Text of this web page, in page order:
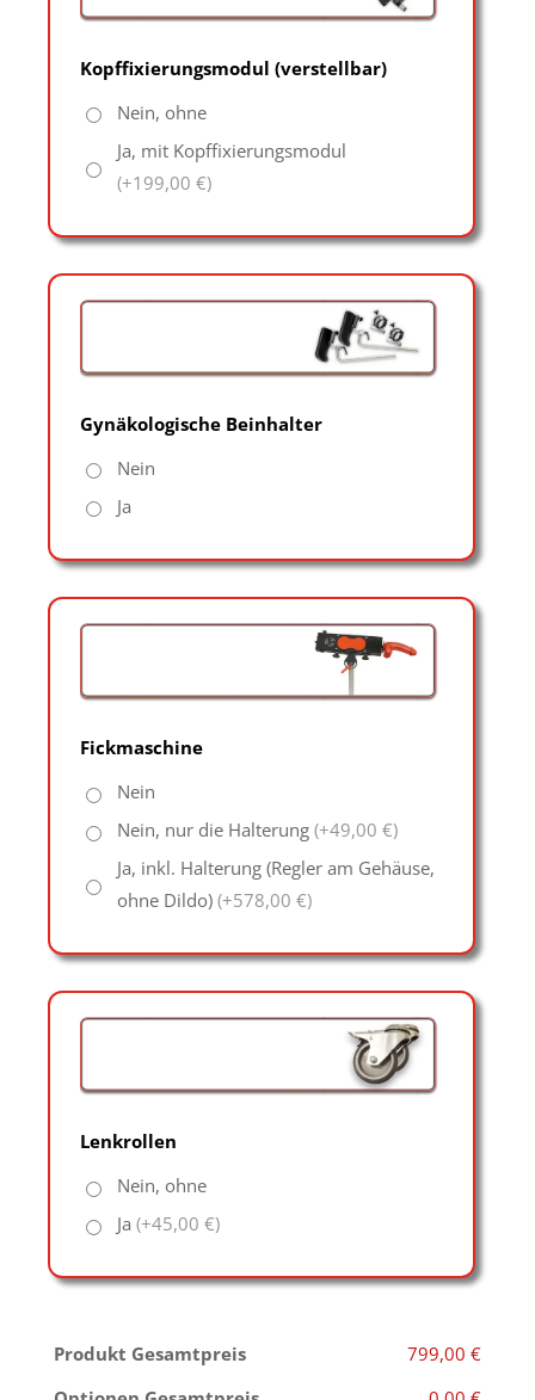
Kopffixierungsmodul (verstellbar)
Nein, ohne
Ja, mit Kopffixierungsmodul
(+199,00 €)
Gynäkologische Beinhalter
Nein
Ja
Fickmaschine
Nein
Nein, nur die Halterung (+49,00 €)
Ja, inkl. Halterung (Regler am Gehäuse,
ohne Dildo) (+578,00 €)
Lenkrollen
Nein, ohne
Ja (+45,00 €)
Produkt Gesamtpreis
799,00 €